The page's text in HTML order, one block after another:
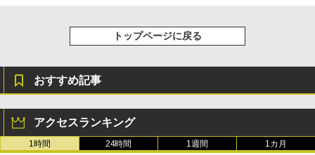
￥3,200
￥3,600
ージ、防水、7インチカラーディスプレ
イ、色調調節ライト、最大8週間持続バッ
テリー、広告無し、ブラック (2025年発
New Amazon Kindle Scribe Colorsoft |
11インチカラーディスプレイ、64GBスト
レージ、ノート機能搭載、明るさ自動調
トップページに戻る
おすすめ記事
アクセスランキング
1時間 24時間 1週間 1カ月